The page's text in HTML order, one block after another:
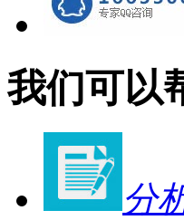
我们可以
分